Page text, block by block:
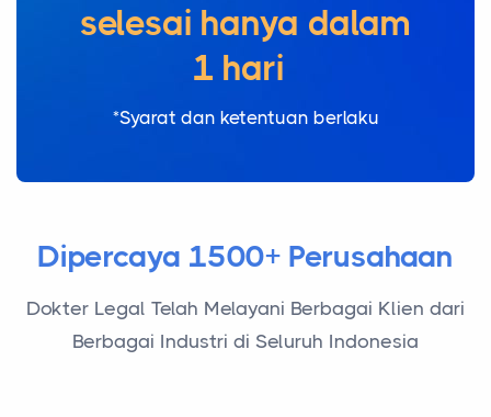
selesai hanya dalam
*Syarat dan ketentuan berlaku
Dokter Legal Telah Melayani Berbagai Klien dari
Berbagai Industri di Seluruh Indonesia